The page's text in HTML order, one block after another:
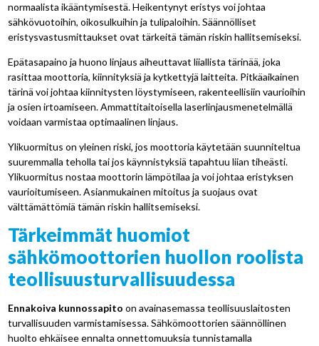
normaalista ikääntymisestä. Heikentynyt eristys voi johtaa
sähkövuotoihin, oikosulkuihin ja tulipaloihin. Säännölliset
eristysvastusmittaukset ovat tärkeitä tämän riskin hallitsemiseksi.
Epätasapaino ja huono linjaus aiheuttavat liiallista tärinää, joka
rasittaa moottoria, kiinnityksiä ja kytkettyjä laitteita. Pitkäaikainen
tärinä voi johtaa kiinnitysten löystymiseen, rakenteellisiin vaurioihin
ja osien irtoamiseen. Ammattitaitoisella laserlinjausmenetelmällä
voidaan varmistaa optimaalinen linjaus.
Ylikuormitus on yleinen riski, jos moottoria käytetään suunniteltua
suuremmalla teholla tai jos käynnistyksiä tapahtuu liian tiheästi.
Ylikuormitus nostaa moottorin lämpötilaa ja voi johtaa eristyksen
vaurioitumiseen. Asianmukainen mitoitus ja suojaus ovat
välttämättömiä tämän riskin hallitsemiseksi.
Tärkeimmät huomiot
sähkömoottorien huollon roolista
teollisuusturvallisuudessa
Ennakoiva kunnossapito on avainasemassa teollisuuslaitosten
turvallisuuden varmistamisessa. Sähkömoottorien säännöllinen
huolto ehkäisee ennalta onnettomuuksia tunnistamalla